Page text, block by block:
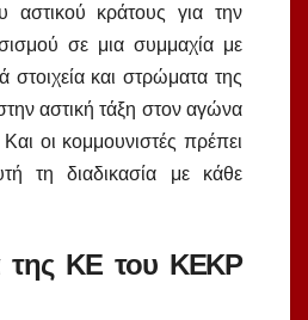
αστικού κράτους για την
σε μια συμμαχία με
στοιχεία και στρώματα της
αστική τάξη στον αγώνα
οι κομμουνιστές πρέπει
τη διαδικασία με κάθε
της ΚΕ του ΚΕΚΡ